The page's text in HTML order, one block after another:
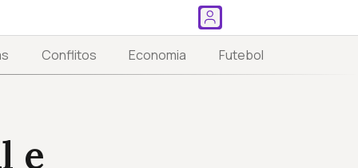
Conflitos Economia Futebol
e